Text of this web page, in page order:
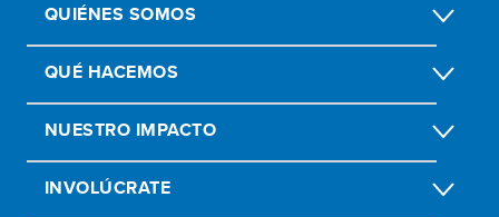
QUIÉNES SOMOS
QUÉ HACEMOS
NUESTRO IMPACTO
INVOLÚCRATE